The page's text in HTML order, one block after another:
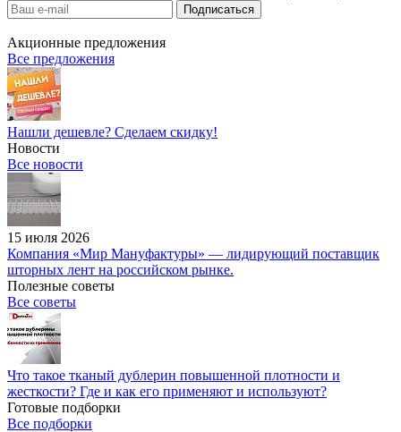
Акционные предложения
Все предложения
Нашли дешевле? Сделаем скидку!
Новости
Все новости
15 июля 2026
Компания «Мир Мануфактуры» — лидирующий поставщик
шторных лент на российском рынке.
Полезные советы
Все советы
Что такое тканый дублерин повышенной плотности и
жесткости? Где и как его применяют и используют?
Готовые подборки
Все подборки